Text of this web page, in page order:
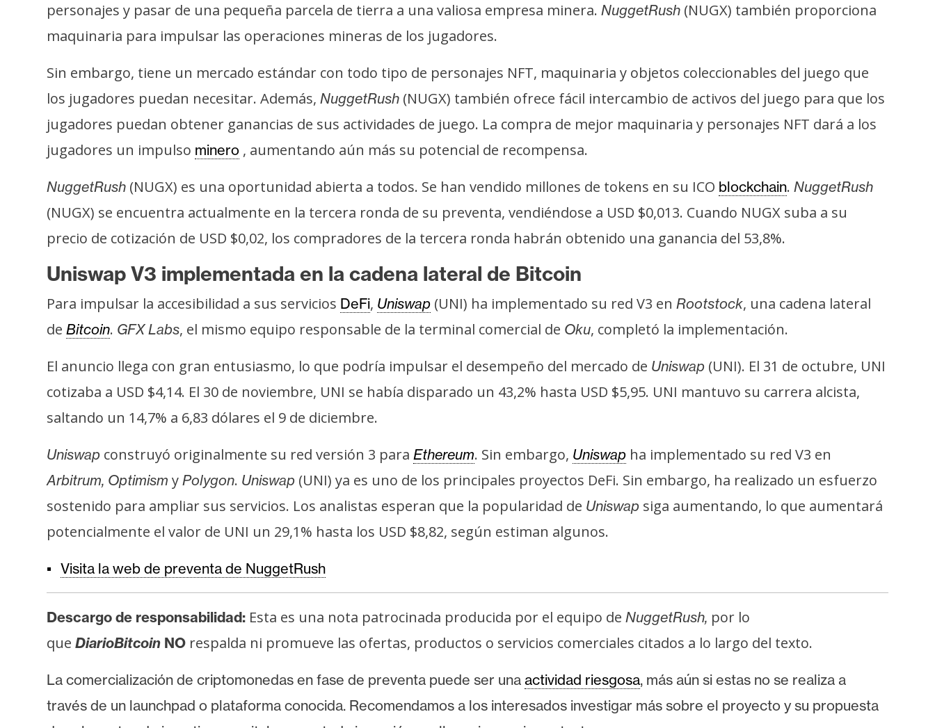
y
P
b
c
i
a
d
personajes y pasar de una pequeña parcela de tierra a una valiosa empresa minera. NuggetRush (NUGX) también proporciona
maquinaria para impulsar las operaciones mineras de los jugadores.
Sin embargo, tiene un mercado estándar con todo tipo de personajes NFT, maquinaria y objetos coleccionables del juego que
los jugadores puedan necesitar. Además, NuggetRush (NUGX) también ofrece fácil intercambio de activos del juego para que los
jugadores puedan obtener ganancias de sus actividades de juego. La compra de mejor maquinaria y personajes NFT dará a los
jugadores un impulso minero , aumentando aún más su potencial de recompensa.
NuggetRush (NUGX) es una oportunidad abierta a todos. Se han vendido millones de tokens en su ICO blockchain. NuggetRush
(NUGX) se encuentra actualmente en la tercera ronda de su preventa, vendiéndose a USD $0,013. Cuando NUGX suba a su
precio de cotización de USD $0,02, los compradores de la tercera ronda habrán obtenido una ganancia del 53,8%.
Uniswap V3 implementada en la cadena lateral de Bitcoin
Para impulsar la accesibilidad a sus servicios DeFi, Uniswap (UNI) ha implementado su red V3 en Rootstock, una cadena lateral
de Bitcoin. GFX Labs, el mismo equipo responsable de la terminal comercial de Oku, completó la implementación.
El anuncio llega con gran entusiasmo, lo que podría impulsar el desempeño del mercado de Uniswap (UNI). El 31 de octubre, UNI
cotizaba a USD $4,14. El 30 de noviembre, UNI se había disparado un 43,2% hasta USD $5,95. UNI mantuvo su carrera alcista,
saltando un 14,7% a 6,83 dólares el 9 de diciembre.
Uniswap construyó originalmente su red versión 3 para Ethereum. Sin embargo, Uniswap ha implementado su red V3 en
Arbitrum, Optimism y Polygon. Uniswap (UNI) ya es uno de los principales proyectos DeFi. Sin embargo, ha realizado un esfuerzo
sostenido para ampliar sus servicios. Los analistas esperan que la popularidad de Uniswap siga aumentando, lo que aumentará
potencialmente el valor de UNI un 29,1% hasta los USD $8,82, según estiman algunos.
Visita la web de preventa de NuggetRush
Descargo de responsabilidad: Esta es una nota patrocinada producida por el equipo de NuggetRush, por lo
que DiarioBitcoin NO respalda ni promueve las ofertas, productos o servicios comerciales citados a lo largo del texto.
La comercialización de criptomonedas en fase de preventa puede ser una actividad riesgosa, más aún si estas no se realiza a
través de un launchpad o plataforma conocida. Recomendamos a los interesados investigar más sobre el proyecto y su propuesta